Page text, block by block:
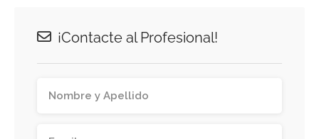
¡Contacte al Profesional!